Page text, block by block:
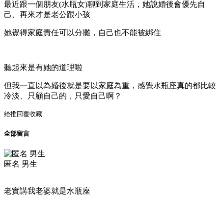
最近跟一個朋友(水瓶女)聊到家庭生活，她說婚後會優先自
己、再來才是老公跟小孩
她覺得家庭責任可以分攤，自己也不能被綁住
聽起來是有她的道理啦
但我一直以為婚後就是要以家庭為重，感覺水瓶座真的都比較
冷淡、只顧自己的，只愛自己啊？
給推回覆收藏
全部留言
匿名 男生
老實講我老婆就是水瓶座